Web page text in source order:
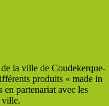
la ville de Coudekerque-
produits « made in
en partenariat avec les
ville.